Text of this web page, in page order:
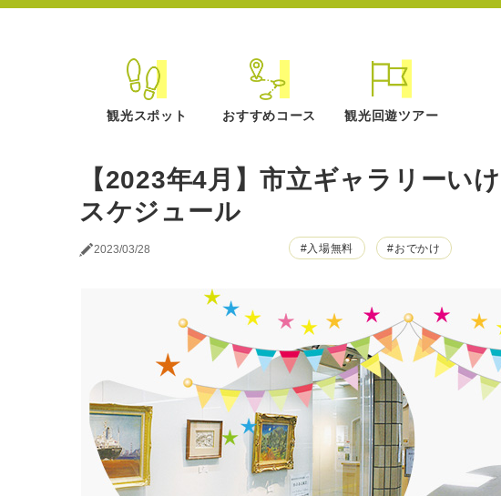
観光スポット おすすめコース 観光回遊ツアー
【2023年4月】市立ギャラリーい
スケジュール
2023/03/28 #入場無料 #おでかけ